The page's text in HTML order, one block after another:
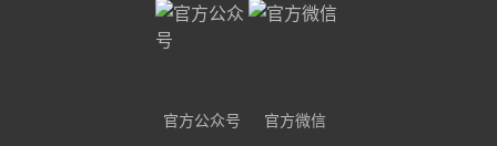
请确保您填写的联系方式无误，以便我们第一时间联系到
官方公众号 官方微信